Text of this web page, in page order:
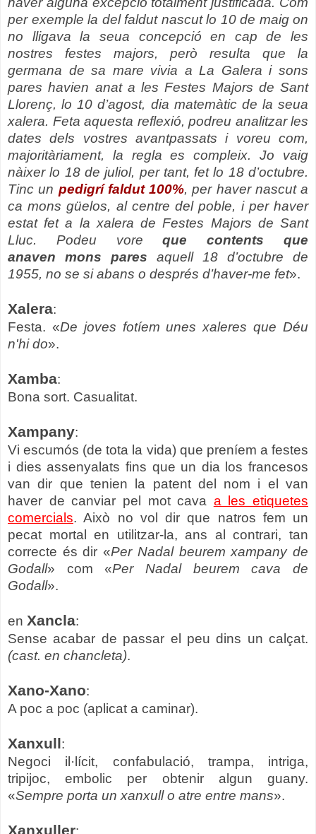
per exemple la del faldut nascut lo 10 de maig on
no lligava la seua concepció en cap de les
nostres festes majors, però resulta que la
germana de sa mare vivia a La Galera i sons
pares havien anat a les Festes Majors de Sant
Llorenç, lo 10 d’agost, dia matemàtic de la seua
xalera. Feta aquesta reflexió, podreu analitzar les
dates dels vostres avantpassats i voreu com,
majoritàriament, la regla es compleix. Jo vaig
nàixer lo 18 de juliol, per tant, fet lo 18 d’octubre.
Tinc un pedigrí faldut 100%, per haver nascut a
ca mons güelos, al centre del poble, i per haver
estat fet a la xalera de Festes Majors de Sant
Lluc. Podeu voreque contents que
anaven mons pares aquell 18 d’octubre de
1955, no se si abans o després d’haver-me fet».
Xalera:
Festa. «De joves fotíem unes xaleres que Déu
n'hi do».
Xamba:
Bona sort. Casualitat.
Xampany:
Vi escumós (de tota la vida) que preníem a festes
i dies assenyalats fins que un dia los francesos
van dir que tenien la patent del nom i el van
haver de canviar pel mot cava a les etiquetes
comercials. Això no vol dir que natros fem un
pecat mortal en utilitzar-la, ans al contrari, tan
correcte és dir «Per Nadal beurem xampany de
Godall» com «Per Nadal beurem cava de
Godall».
en Xancla:
Sense acabar de passar el peu dins un calçat.
(cast. en chancleta).
Xano-Xano:
A poc a poc (aplicat a caminar).
Xanxull:
Negoci il·lícit, confabulació, trampa, intriga,
tripijoc, embolic per obtenir algun guany.
«Sempre porta un xanxull o atre entre mans».
: